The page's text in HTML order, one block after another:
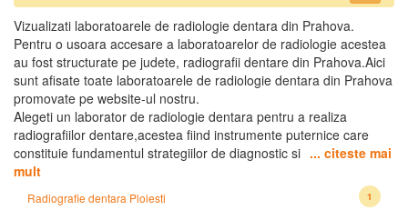
Vizualizati laboratoarele de radiologie dentara din Prahova.
Pentru o usoara accesare a laboratoarelor de radiologie acestea
au fost structurate pe judete, radiografii dentare din Prahova.Aici
sunt afisate toate laboratoarele de radiologie dentara din Prahova
promovate pe website-ul nostru.
Alegeti un laborator de radiologie dentara pentru a realiza
radiografiilor dentare,acestea fiind instrumente puternice care
constituie fundamentul strategiilor de diagnostic si ... citeste mai
mult
Radiografie dentara Ploiesti 1